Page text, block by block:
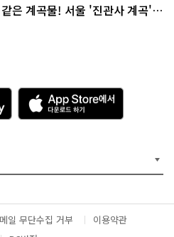
은 계곡물! 서울 '진관사 계곡'이
A
p
p
e
서
다
운
일 무단수집 거부
이용약관